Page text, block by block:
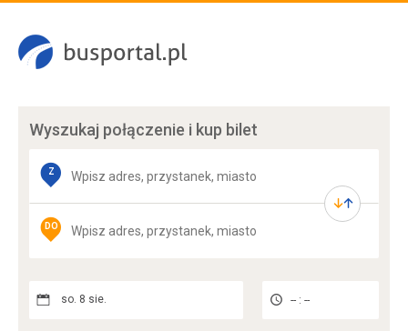
Wyszukaj połączenie i kup bilet
Z
DO
so. 8 sie. -- : --